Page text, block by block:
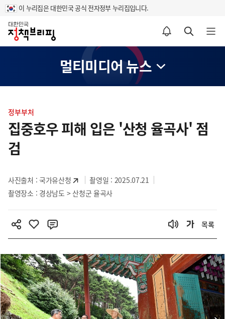
이 누리집은 대한민국 공식 전자정부 누리집입니다.
홈
알림설정 바로가기 검색 바로가기 메뉴 열기
멀티미디어 뉴스
텐
츠
영
역
정부부처
집중호우 피해 입은 '산청 율곡사' 점
검
사진출처 :국가유산청
촬영일 : 2025.07.21
촬영장소 : 경상남도 > 산청군 율곡사
목록